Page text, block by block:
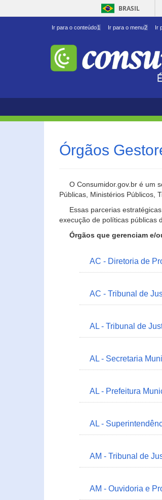
BRASIL
Ir para o conteúdo1 Ir para o menu2 Ir
Órgãos
O Consumidor.gov.br é um
Públicas, Ministérios Públicos,
Essas parcerias
execução de políticas públicas
Órgãos que gerenciam e/
AC - Diretoria de
AC - Tribunal de
AL - Tribunal de
AL - Secretaria
AL - Prefeitura
AL -
AM - Tribunal de
AM - Ouvidoria e